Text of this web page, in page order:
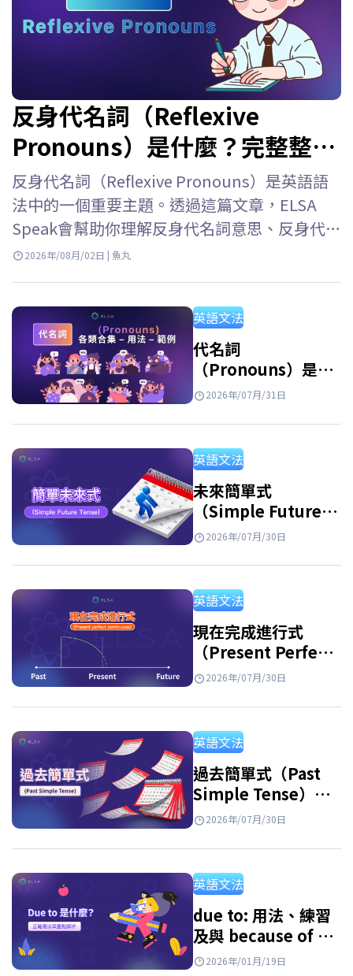
反身代名詞（Reflexive
Pronouns）是什麼？完整整理
用法、位置、表格與練習題
反身代名詞（Reflexive Pronouns）是英語語
法中的一個重要主題。透過這篇文章，ELSA
Speak會幫助你理解反身代名詞意思、反身代名
詞用法、反身代名詞位置、如何與人稱代名詞
詞 英文 (Reflexive Pronouns) 是指句子中的主
詞和受詞指涉同一個人或事物時，用來指稱執
行動作的人或物的代名詞。此外，反身代名詞
也用於強調主詞或表示由自己完成某個動作。
2026年/08月/02日 | 魚丸
英語文法
代名詞
（Pronouns）是什
麼？英文代名詞種
2026年/07月/31日
英語文法
未來簡單式
（Simple Future
Tense）：公式、用
2026年/07月/30日
英語文法
現在完成進行式
（Present Perfect
Continuous
習
2026年/07月/30日
英語文法
過去簡單式（Past
Simple Tense）：
句型公式、用法與附
2026年/07月/30日
英語文法
due to: 用法、練習
及與 because of 的
區別
2026年/01月/19日